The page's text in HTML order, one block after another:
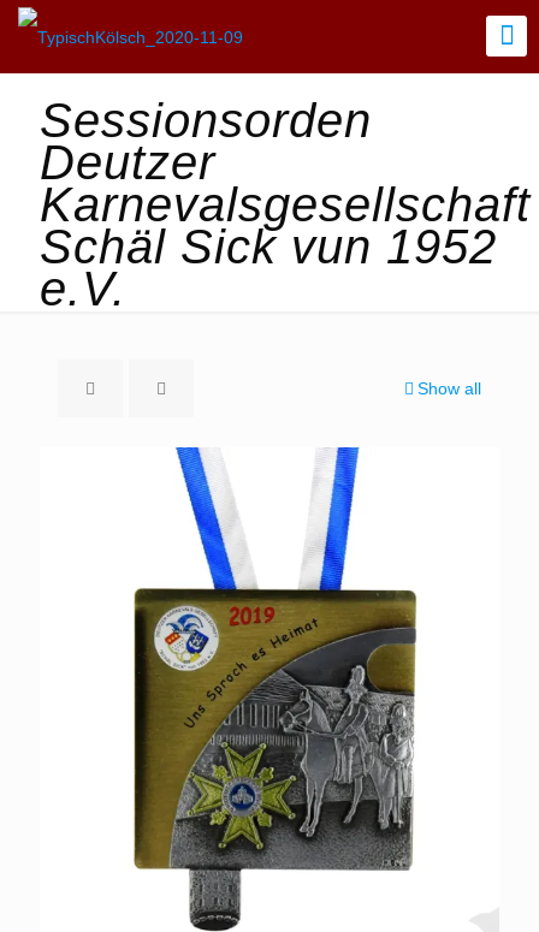
Sessionsorden
Deutzer
Karnevalsgesellschaft
Schäl Sick vun 1952
e.V.
Show all